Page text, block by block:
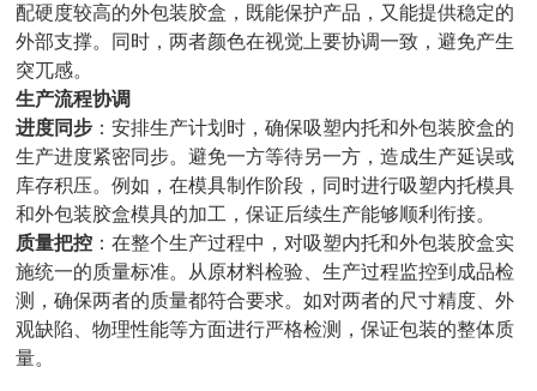
配硬度较高的外包装胶盒，既能保护产品，又能提供稳定的
外部支撑。同时，两者颜色在视觉上要协调一致，避免产生
突兀感。
生产流程协调
进度同步 ：安排生产计划时，确保吸塑内托和外包装胶盒的
生产进度紧密同步。避免一方等待另一方，造成生产延误或
库存积压。例如，在模具制作阶段，同时进行吸塑内托模具
和外包装胶盒模具的加工，保证后续生产能够顺利衔接。
质量把控 ：在整个生产过程中，对吸塑内托和外包装胶盒实
施统一的质量标准。从原材料检验、生产过程监控到成品检
测，确保两者的质量都符合要求。如对两者的尺寸精度、外
观缺陷、物理性能等方面进行严格检测，保证包装的整体质
量。